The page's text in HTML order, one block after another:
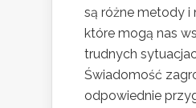
są różne metody i
które mogą nas
trudnych
Świadomość
odpowiednie